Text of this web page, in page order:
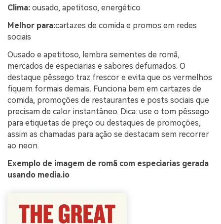
Clima: ousado, apetitoso, energético
Melhor para:cartazes de comida e promos em redes
sociais
Ousado e apetitoso, lembra sementes de romã,
mercados de especiarias e sabores defumados. O
destaque pêssego traz frescor e evita que os vermelhos
fiquem formais demais. Funciona bem em cartazes de
comida, promoções de restaurantes e posts sociais que
precisam de calor instantâneo. Dica: use o tom pêssego
para etiquetas de preço ou destaques de promoções,
assim as chamadas para ação se destacam sem recorrer
ao neon.
Exemplo de imagem de romã com especiarias gerada
usando media.io